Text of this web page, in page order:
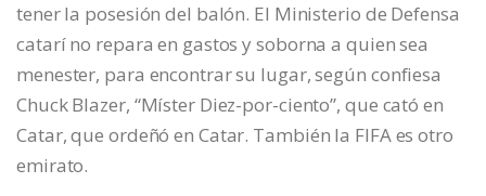
tener la posesión del balón. El Ministerio de Defensa
catarí no repara en gastos y soborna a quien sea
menester, para encontrar su lugar, según confiesa
Chuck Blazer, “Míster Diez-por-ciento”, que cató en
Catar, que ordeñó en Catar. También la FIFA es otro
emirato.